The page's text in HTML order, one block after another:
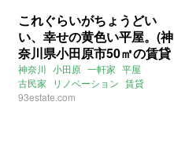
これぐらいがちょうどい
い、幸せの黄色い平屋。(神
奈川県小田原市50㎡の賃貸
物件)
神奈川 小田原 一軒家 平屋
古民家
リノベーション 賃貸
93estate.com